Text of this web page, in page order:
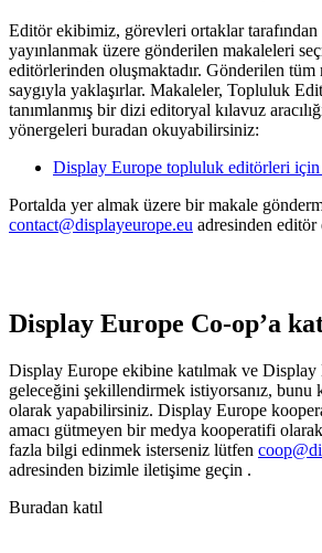
Editör ekibimiz, görevleri ortaklar
yayınlanmak üzere gönderilen makaleleri
editörlerinden oluşmaktadır. Gönderilen tüm
saygıyla yaklaşırlar. Makaleler, Topluluk
tanımlanmış bir dizi editoryal kılavuz
yönergeleri buradan okuyabilirsiniz:
Display Europe topluluk editörleri
Portalda yer almak üzere bir makale
contact@displayeurope.eu adresinden editör
Display Europe Co-op’a
Display Europe ekibine katılmak ve
geleceğini şekillendirmek istiyorsanız, bunu
olarak yapabilirsiniz. Display Europe
amacı gütmeyen bir medya kooperatifi
fazla bilgi edinmek isterseniz lütfen
adresinden bizimle iletişime geçin .
Buradan katıl